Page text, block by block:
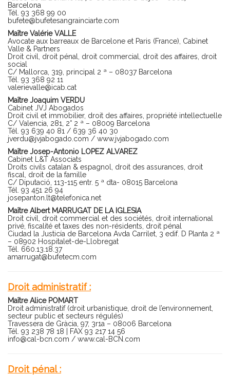
Barcelona
Tél. 93 368 99 00
bufete@bufetesangrainciarte.com
Maître Valérie VALLE
Avocate aux barreaux de Barcelone et Paris (France), Cabinet
Valle & Partners
Droit civil, droit pénal, droit commercial, droit des affaires, droit
social
C/ Mallorca, 319, principal 2 ª – 08037 Barcelona
Tél. 93 368 92 11
valerievalle@icab.cat
Maître Joaquim VERDU
Cabinet JVJ Abogados
Droit civil et immobilier, droit des affaires, propriété intellectuelle
C/ Valencia, 281, 2° 2 ª – 08009 Barcelona
Tél. 93 639 40 81 / 639 36 40 30
jverdu@jvjabogado.com / www.jvjabogado.com
Maître Josep-Antonio LOPEZ ALVAREZ
Cabinet L&T Associats
Droits civils catalan & espagnol, droit des assurances, droit
fiscal, droit de la famille
C/ Diputació, 113-115 entr. 5 ª dta- 08015 Barcelona
Tél. 93 451 26 94
josepanton.lt@telefonica.net
Maître Albert MARRUGAT DE LA IGLESIA
Droit civil, droit commercial et des sociétés, droit international
privé, fiscalité et taxes des non-résidents, droit pénal
Ciudad la Justicía de Barcelona Avda Carrilet, 3 edif. D Planta 2 ª
– 08902 Hospitalet-de-Llobregat
Tél. 660.13.18.37
amarrugat@bufetecm.com
Droit administratif :
Maître Alice POMART
Droit administratif (droit urbanistique, droit de l’environnement,
secteur public et secteurs régulés)
Travessera de Gràcia, 97, 3r1a – 08006 Barcelona
Tél. 93 238 78 18 | FAX 93 217 14 56
info@cal-bcn.com / www.cal-BCN.com
Droit pénal :